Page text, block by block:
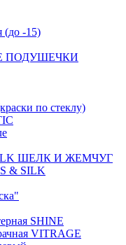
(до -15)
ПОДУШЕЧКИ
по стеклу)
ШЕЛК И ЖЕМЧУГ
& SILK
SHINE
VITRAGE